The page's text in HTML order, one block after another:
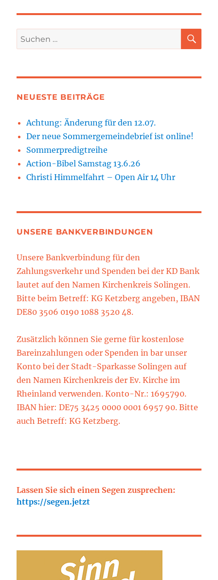
Suchen
nach:
NEUESTE BEITRÄGE
Achtung: Änderung für den 12.07.
Der neue Sommergemeindebrief ist online!
Sommerpredigtreihe
Action-Bibel Samstag 13.6.26
Christi Himmelfahrt – Open Air 14 Uhr
UNSERE BANKVERBINDUNGEN
Unsere Bankverbindung für den
Zahlungsverkehr und Spenden bei der KD Bank
lautet auf den Namen Kirchenkreis Solingen.
Bitte beim Betreff: KG Ketzberg angeben, IBAN
DE80 3506 0190 1088 3520 48.
Zusätzlich können Sie gerne für kostenlose
Bareinzahlungen oder Spenden in bar unser
Konto bei der Stadt-Sparkasse Solingen auf
den Namen Kirchenkreis der Ev. Kirche im
Rheinland verwenden. Konto-Nr.: 1695790.
IBAN hier: DE75 3425 0000 0001 6957 90. Bitte
auch Betreff: KG Ketzberg.
Lassen Sie sich einen Segen zusprechen:
https://segen.jetzt